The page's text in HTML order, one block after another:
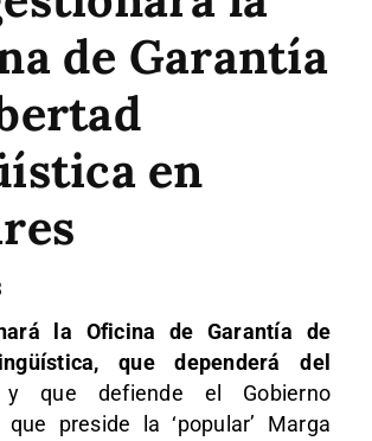
de Garantía
en
la Oficina de Garantía de
que dependerá del
y que defiende el Gobierno
que preside la ‘popular’ Marga